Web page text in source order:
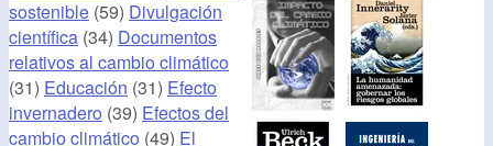
sostenible (59) Divulgación
científica (34) Documentos
relativos al cambio climático
(31) Educación (31) Efecto
invernadero (39) Efectos del
cambio climático (49) El